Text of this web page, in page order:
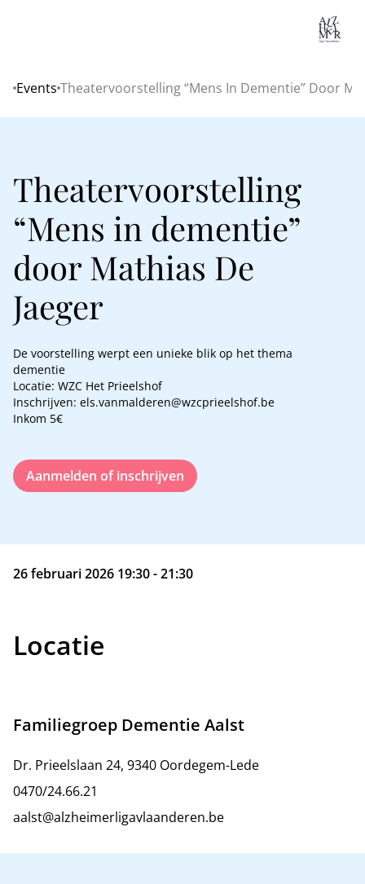
Home
Events Theatervoorstelling “Mens In Dementie” Door
Theatervoorstelling
“Mens in dementie”
door Mathias De
Jaeger
De voorstelling werpt een unieke blik op het thema
dementie
Locatie: WZC Het Prieelshof
Inschrijven: els.vanmalderen@wzcprieelshof.be
Inkom 5€
Aanmelden of inschrijven
26 februari 2026 19:30 - 21:30
Locatie
Familiegroep Dementie Aalst
Dr. Prieelslaan 24, 9340 Oordegem-Lede
0470/24.66.21
aalst@alzheimerligavlaanderen.be